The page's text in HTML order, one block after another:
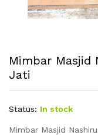
Mimbar Masjid
Jati
Status: In stock
Mimbar Masjid